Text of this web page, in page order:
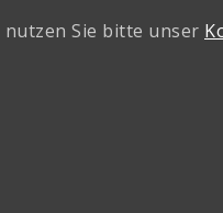
Sie bitte unser